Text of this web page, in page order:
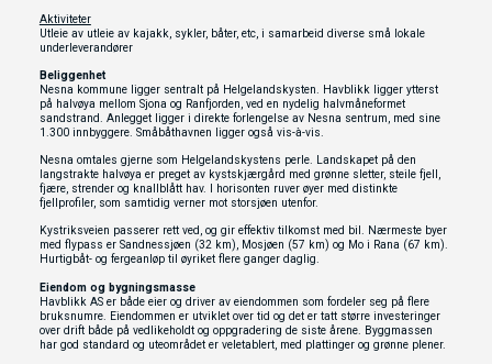
Aktiviteter
Utleie av utleie av kajakk, sykler, båter, etc, i samarbeid diverse små lokale
underleverandører
Beliggenhet
Nesna kommune ligger sentralt på Helgelandskysten. Havblikk ligger ytterst
på halvøya mellom Sjona og Ranfjorden, ved en nydelig halvmåneformet
sandstrand. Anlegget ligger i direkte forlengelse av Nesna sentrum, med sine
1.300 innbyggere. Småbåthavnen ligger også vis-à-vis.
Nesna omtales gjerne som Helgelandskystens perle. Landskapet på den
langstrakte halvøya er preget av kystskjærgård med grønne sletter, steile fjell,
fjære, strender og knallblått hav. I horisonten ruver øyer med distinkte
fjellprofiler, som samtidig verner mot storsjøen utenfor.
Kystriksveien passerer rett ved, og gir effektiv tilkomst med bil. Nærmeste byer
med flypass er Sandnessjøen (32 km), Mosjøen (57 km) og Mo i Rana (67 km).
Hurtigbåt- og fergeanløp til øyriket flere ganger daglig.
Eiendom og bygningsmasse
Havblikk AS er både eier og driver av eiendommen som fordeler seg på flere
bruksnumre. Eiendommen er utviklet over tid og det er tatt større investeringer
over drift både på vedlikeholdt og oppgradering de siste årene. Byggmassen
har god standard og uteområdet er veletablert, med plattinger og grønne plener.